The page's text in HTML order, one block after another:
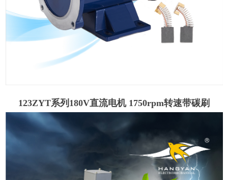
123ZYT系列180V直流电机 1750rpm转速带碳刷